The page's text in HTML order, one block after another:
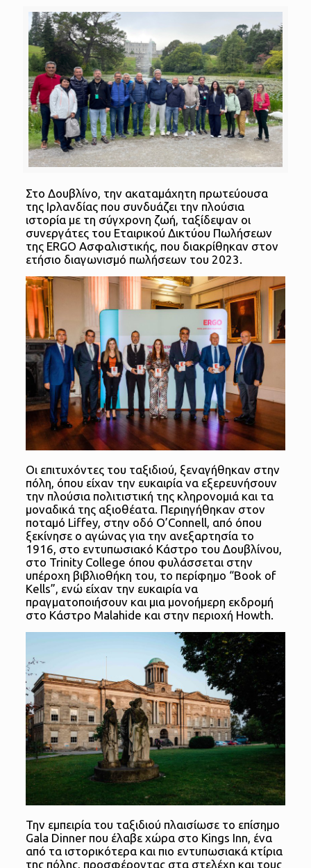
Στο Δουβλίνο, την ακαταμάχητη πρωτεύουσα
της Ιρλανδίας που συνδυάζει την πλούσια
ιστορία με τη σύγχρονη ζωή, ταξίδεψαν οι
συνεργάτες του Εταιρικού Δικτύου Πωλήσεων
της ERGO Ασφαλιστικής, που διακρίθηκαν στον
ετήσιο διαγωνισμό πωλήσεων του 2023.
Οι επιτυχόντες του ταξιδιού, ξεναγήθηκαν στην
πόλη, όπου είχαν την ευκαιρία να εξερευνήσουν
την πλούσια πολιτιστική της κληρονομιά και τα
μοναδικά της αξιοθέατα. Περιηγήθηκαν στον
ποταμό Liffey, στην οδό O’Connell, από όπου
ξεκίνησε ο αγώνας για την ανεξαρτησία το
1916, στο εντυπωσιακό Κάστρο του Δουβλίνου,
στο Trinity College όπου φυλάσσεται στην
υπέροχη βιβλιοθήκη του, το περίφημο “Book of
Kells”, ενώ είχαν την ευκαιρία να
πραγματοποιήσουν και μια μονοήμερη εκδρομή
στο Κάστρο Malahide και στην περιοχή Howth.
Την εμπειρία του ταξιδιού πλαισίωσε το επίσημο
Gala Dinner που έλαβε χώρα στο Kings Inn, ένα
από τα ιστορικότερα και πιο εντυπωσιακά κτίρια
της πόλης, προσφέροντας στα στελέχη και τους